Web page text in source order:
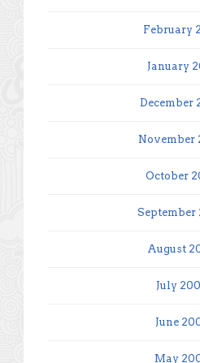
February
January
December
November
October
September
August
July
June
May